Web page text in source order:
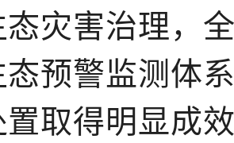
灾害治理，
预警监测体
取得明显成